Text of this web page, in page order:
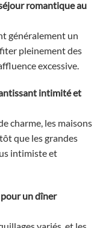
romantique au
généralement un
pleinement des
excessive.
intimité et
charme, les maisons
que les grandes
intimiste et
un dîner